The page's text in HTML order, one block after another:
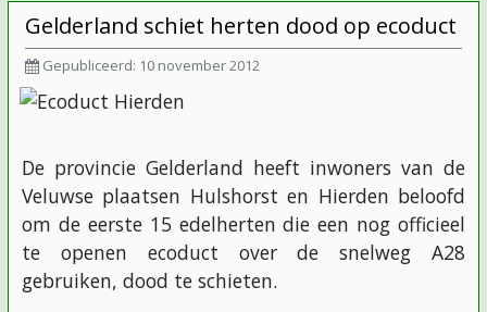
Gelderland schiet herten dood op ecoduct
Gepubliceerd: 10 november 2012
De provincie Gelderland heeft inwoners van de
Veluwse plaatsen Hulshorst en Hierden beloofd
om de eerste 15 edelherten die een nog officieel
te openen ecoduct over de snelweg A28
gebruiken, dood te schieten.